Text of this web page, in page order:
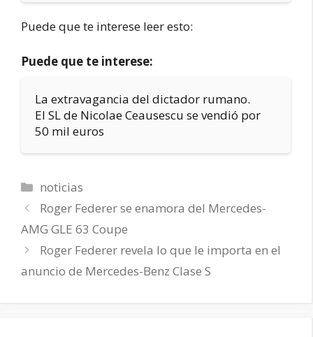
Puede que te interese leer esto:
Puede que te interese:
La extravagancia del dictador rumano.
El SL de Nicolae Ceausescu se vendió por
50 mil euros
Categorías
noticias
Roger Federer se enamora del Mercedes-
AMG GLE 63 Coupe
Roger Federer revela lo que le importa en el
anuncio de Mercedes-Benz Clase S